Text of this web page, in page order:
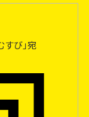
び」宛